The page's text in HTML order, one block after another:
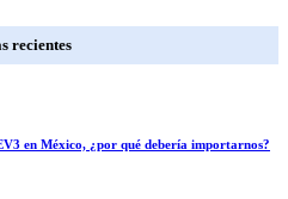
recientes
en México, ¿por qué debería importarnos?